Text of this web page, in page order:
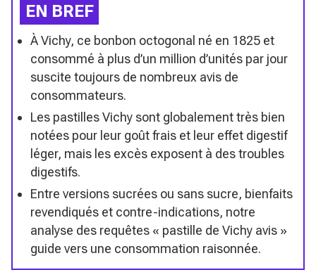
EN BREF
À Vichy, ce bonbon octogonal né en 1825 et
consommé à plus d’un million d’unités par jour
suscite toujours de nombreux avis de
consommateurs.
Les pastilles Vichy sont globalement très bien
notées pour leur goût frais et leur effet digestif
léger, mais les excès exposent à des troubles
digestifs.
Entre versions sucrées ou sans sucre, bienfaits
revendiqués et contre-indications, notre
analyse des requêtes « pastille de Vichy avis »
guide vers une consommation raisonnée.